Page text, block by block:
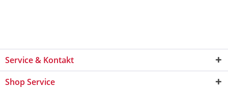
Service & Kontakt
Shop Service